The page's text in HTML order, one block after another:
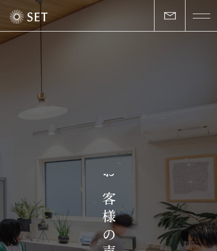
お
客
様
の
物件一覧
お客様の声
お知らせ・イベント
会社概要・アクセス